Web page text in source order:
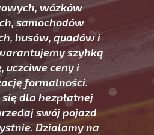
wózków
samochodów
busów, quadów i
szybką
uczciwe ceny i
formalności.
dla bezpłatnej
swój pojazd
Działamy na